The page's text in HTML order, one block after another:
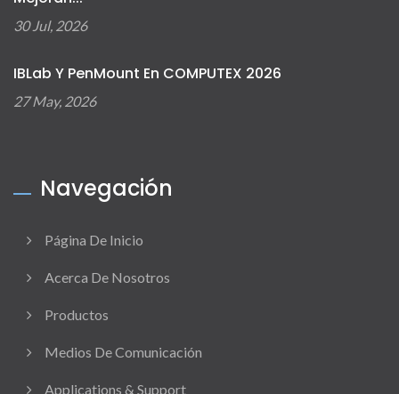
30 Jul, 2026
IBLab Y PenMount En COMPUTEX 2026
27 May, 2026
Navegación
Página De Inicio
Acerca De Nosotros
Productos
Medios De Comunicación
Applications & Support